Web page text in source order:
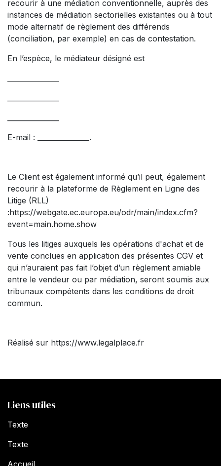
recourir à une médiation conventionnelle, auprès des
instances de médiation sectorielles existantes ou à tout
mode alternatif de règlement des différends
(conciliation, par exemple) en cas de contestation.
En l’espèce, le médiateur désigné est
E-mail : _______________.
Le Client est également informé qu’il peut, également
recourir à la plateforme de Règlement en Ligne des
Litige (RLL)
:https://webgate.ec.europa.eu/odr/main/index.cfm?
event=main.home.show
Tous les litiges auxquels les opérations d'achat et de
vente conclues en application des présentes CGV et
qui n’auraient pas fait l’objet d’un règlement amiable
entre le vendeur ou par médiation, seront soumis aux
tribunaux compétents dans les conditions de droit
commun.
Réalisé sur https://www.legalplace.fr
Liens utiles
Texte
Texte
Accueil